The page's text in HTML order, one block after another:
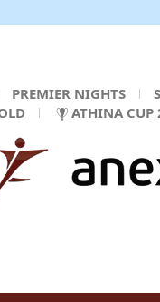
PREMIER NIGHTS
ATHINA CUP